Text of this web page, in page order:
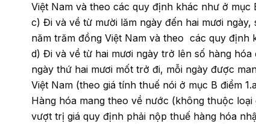
Việt Nam và theo các quy định khác như ở mục
c) Đi và về từ mười lăm ngày đến hai mươi
năm trăm đồng Việt Nam và theo các quy định
d) Đi và về từ hai mươi ngày trở lên số hàng
ngày thứ hai mươi mốt trở đi, mỗi ngày được
Việt Nam (theo giá tính thuế nói ở mục B điểm
Hàng hóa mang theo về nước (không thuộc
vượt trị giá quy định phải nộp thuế hàng hóa